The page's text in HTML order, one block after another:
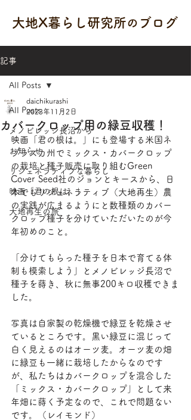
大地X暮らし研究所の ブログ
記事
All Posts
メノビレッジ長沼から
お知らせ
リジェネラティブな暮らし
映画「君の根は。」
大地再生の旅
All Posts
カバークロップ用の緑豆収穫！
daichikurashi
2023年11月2日
映画「君の根は。」にも登場する米国ネ
ブラスカ州でミックス・カバークロップ
の栽培と種子販売に取り組むGreen
Cover Seed社のジョンとキースから、日
本でもリジェネラティブ（大地再生）農
の実践が広まるようにと数種類のカバー
クロップ種子を分けていただいたのが今
年初めのこと。
「分けてもらった種子を日本で育てる体
制も模索しよう」とメノビレッジ長沼で
種子を蒔き、秋に無事200キロ収穫できま
した。
写真は自家製の乾燥機で緑豆を乾燥させ
ているところです。黒い緑豆に混じって
白く見えるのはオーツ麦。オーツ麦の畑
に緑豆も一緒に栽培したからなのです
が、私たちはカバークロップを混合した
「ミックス・カバークロップ」として来
年畑に蒔く予定なので、これで問題ない
です。（レイモンド）